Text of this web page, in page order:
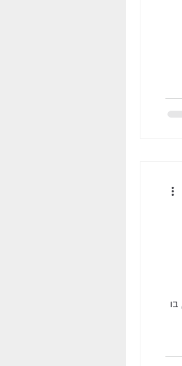
לקיים תערוכת קונספט בנושא אהבה בחודש פברואר, חודש האהבה, בו